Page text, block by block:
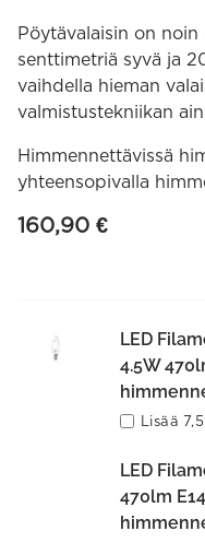
Pöytävalaisin on
senttimetriä syvä ja
vaihdella hieman
valmistustekniikan
Himmennettävissä
yhteensopivalla
160,90 €
LED
4.5W
Lisää
LED
470lm